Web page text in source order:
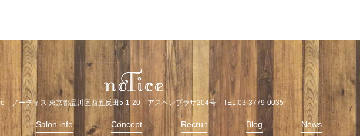
ノーティス 東京都品川区西五反田5-1-20 アスペンプラザ204号 TEL.03-3779-0035
Salon info Concept Recruit Blog News